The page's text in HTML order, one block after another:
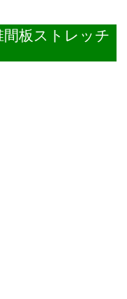
間板ストレッチ